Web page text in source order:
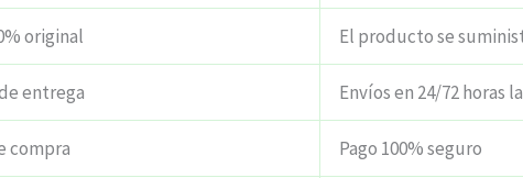
original El producto se
entrega Envíos en 24/72 horas
compra Pago 100% seguro